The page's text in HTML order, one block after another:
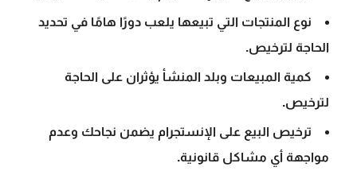
نوع المنتجات التي تبيعها يلعب دورًا هامًا في تحديد
الحاجة لترخيص.
كمية المبيعات وبلد المنشأ يؤثران على الحاجة
لترخيص.
ترخيص البيع على الإنستجرام يضمن نجاحك وعدم
مواجهة أي مشاكل قانونية.